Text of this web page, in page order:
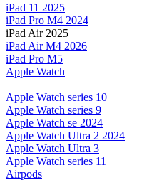
iPad 11 2025
iPad Pro M4 2024
iPad Air 2025
iPad Air M4 2026
iPad Pro M5
Apple Watch
Apple Watch series 10
Apple Watch series 9
Apple Watch se 2024
Apple Watch Ultra 2 2024
Apple Watch Ultra 3
Apple Watch series 11
Airpods